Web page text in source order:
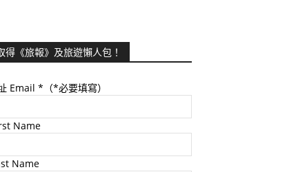
得《旅報》及旅遊懶人包！
Email *（*必要填寫）
Name
Name